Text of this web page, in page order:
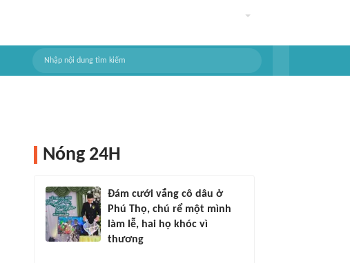
Nóng 24H
Đám cưới vắng cô dâu ở
Phú Thọ, chú rể một mình
làm lễ, hai họ khóc vì
thương